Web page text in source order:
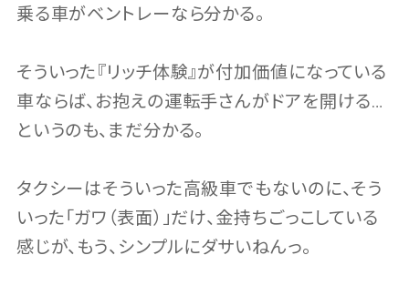
乗る車がベントレーなら分かる。
そういった『リッチ体験』が付加価値になっている
車ならば、お抱えの運転手さんがドアを開ける…
というのも、まだ分かる。
タクシーはそういった高級車でもないのに、そう
いった「ガワ（表面）」だけ、金持ちごっこしている
感じが、もう、シンプルにダサいねんっ。